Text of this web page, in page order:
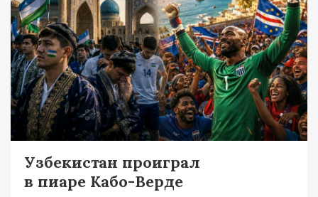
Узбекистан проиграл
в пиаре Кабо-Верде